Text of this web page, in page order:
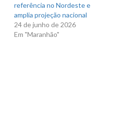
referência no Nordeste e
amplia projeção nacional
24 de junho de 2026
Em "Maranhão"